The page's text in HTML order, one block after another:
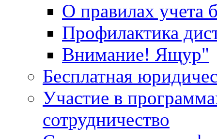
О правилах учета
Профилактика
Внимание! Ящур"
Бесплатная
Участие в
сотрудничество